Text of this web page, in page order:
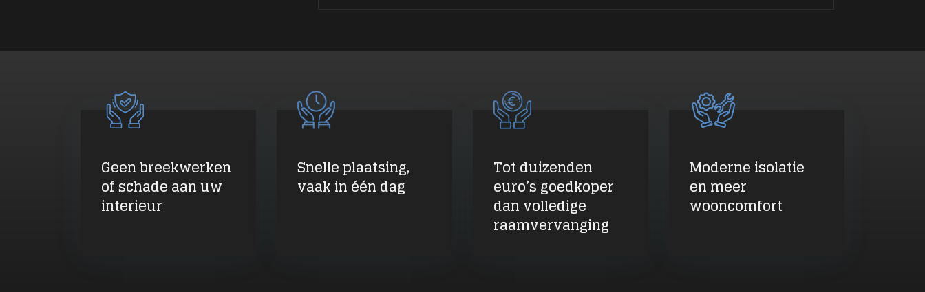
Geen breekwerken
of schade aan uw
interieur
Snelle plaatsing,
vaak in één dag
Tot duizenden
euro’s goedkoper
dan volledige
raamvervanging
Moderne isolatie
en meer
wooncomfort